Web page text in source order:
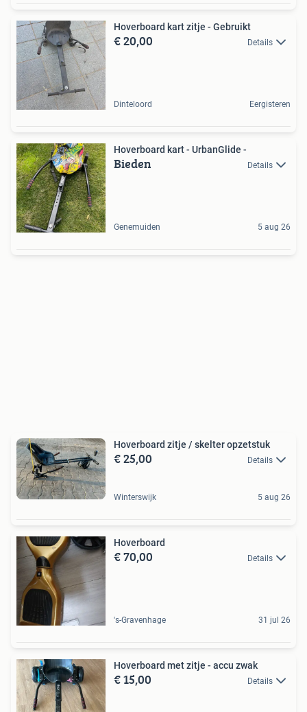
Hoverboard kart zitje - Gebruikt
€ 20,00 Details
Dinteloord Eergisteren
Hoverboard kart - UrbanGlide -
Bieden Details
Genemuiden 5 aug 26
Hoverboard zitje / skelter opzetstuk
€ 25,00 Details
Winterswijk 5 aug 26
Hoverboard
€ 70,00 Details
's-Gravenhage 31 jul 26
Hoverboard met zitje - accu zwak
€ 15,00 Details